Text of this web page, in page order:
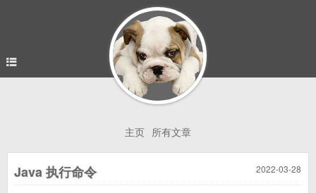
主页 所有文章
2022-03-28
Java 执行命令